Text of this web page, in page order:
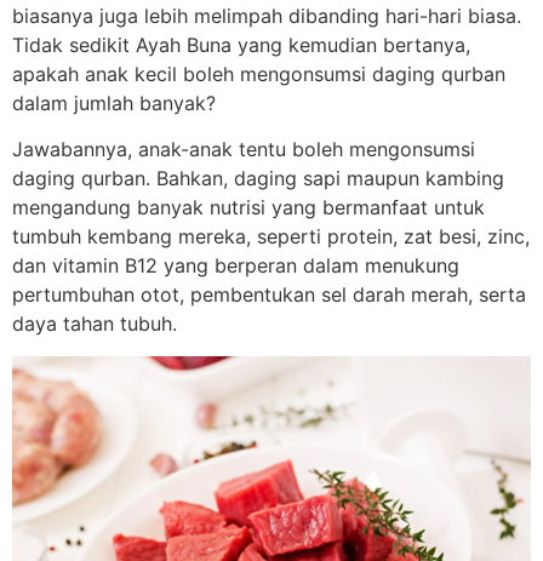
biasanya juga lebih melimpah dibanding hari-hari biasa.
Tidak sedikit Ayah Buna yang kemudian bertanya,
apakah anak kecil boleh mengonsumsi daging qurban
dalam jumlah banyak?
Jawabannya, anak-anak tentu boleh mengonsumsi
daging qurban. Bahkan, daging sapi maupun kambing
mengandung banyak nutrisi yang bermanfaat untuk
tumbuh kembang mereka, seperti protein, zat besi, zinc,
dan vitamin B12 yang berperan dalam menukung
pertumbuhan otot, pembentukan sel darah merah, serta
daya tahan tubuh.